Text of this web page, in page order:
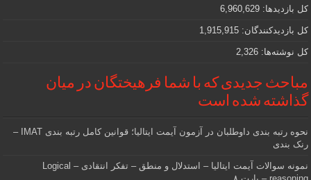
کل بازدیدها:6,960,629
کل بازدیدکنند‌گان:1,915,915
کل نوشته‌ها:2,326
مباحث جدیدی که با شما فرهیختگان در میان
گذاشته شده است
نحوه رتبه بندی داوطلبان در آزمون آیمت ایتالیا؛ قوانین کامل رتبه بندی IMAT –
رنک بندی
نمونه سوالات آیمت ایتالیا – استدلال و منطق – تفکر انتقادی – Logical